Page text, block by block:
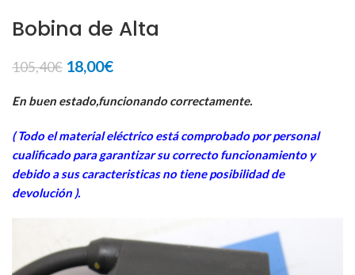
Bobina de Alta
105,40€ El
original
105,40€.
18,00€El
actual
18,00€.
En buen estado,funcionando correctamente.
( Todo el material eléctrico está comprobado por personal
cualificado para garantizar su correcto funcionamiento y
debido a sus caracteristicas no tiene posibilidad de
devolución ).